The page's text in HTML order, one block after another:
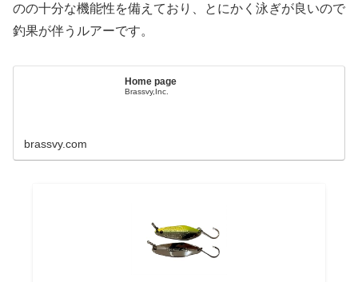
のの十分な機能性を備えており、とにかく泳ぎが良いので
釣果が伴うルアーです。
Home page
Brassvy,Inc.
brassvy.com